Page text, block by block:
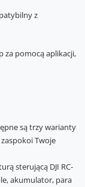
z
są trzy warianty
Twoje
sterującą DJI RC-
akumulator, para